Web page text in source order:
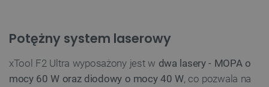
Potężny system laserowy
xTool F2 Ultra wyposażony jest w dwa lasery - MOPA o
mocy 60 W oraz diodowy o mocy 40 W, co pozwala na